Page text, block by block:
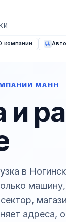
компании
МАНН
и
в
адреса,